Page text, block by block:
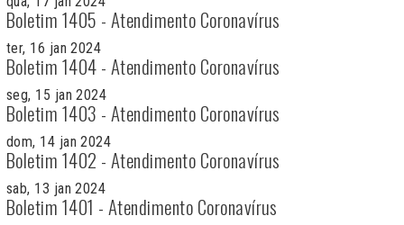
Boletim 1405 - Atendimento Coronavírus
ter, 16 jan 2024
Boletim 1404 - Atendimento Coronavírus
seg, 15 jan 2024
Boletim 1403 - Atendimento Coronavírus
dom, 14 jan 2024
Boletim 1402 - Atendimento Coronavírus
sab, 13 jan 2024
Boletim 1401 - Atendimento Coronavírus